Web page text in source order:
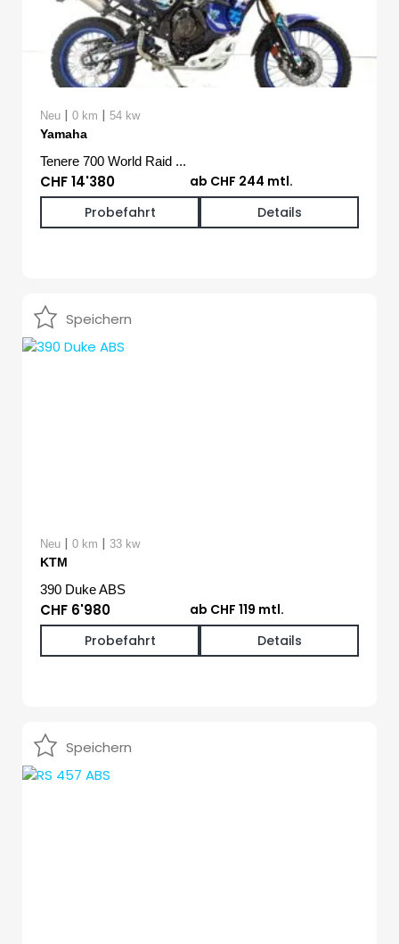
Neu | 0 km | 54 kw
Yamaha
Tenere 700 World Raid ...
CHF 14'380
ab CHF 244 mtl.
Probefahrt
Details
Speichern
Neu | 0 km | 33 kw
KTM
390 Duke ABS
CHF 6'980
ab CHF 119 mtl.
Probefahrt
Details
Speichern